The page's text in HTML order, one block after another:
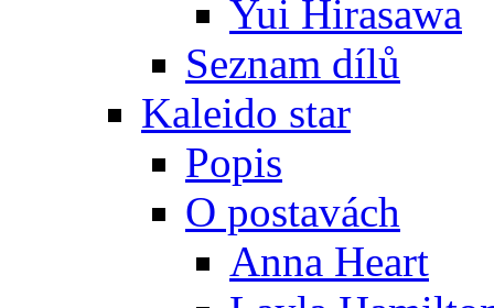
Yui Hirasawa
Seznam dílů
Kaleido star
Popis
O postavách
Anna Heart